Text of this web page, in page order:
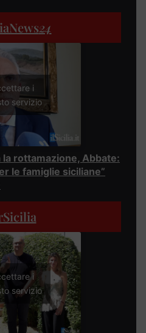
24
i
servizio
la rottamazione, Abbate:
le famiglie siciliane”
i
servizio